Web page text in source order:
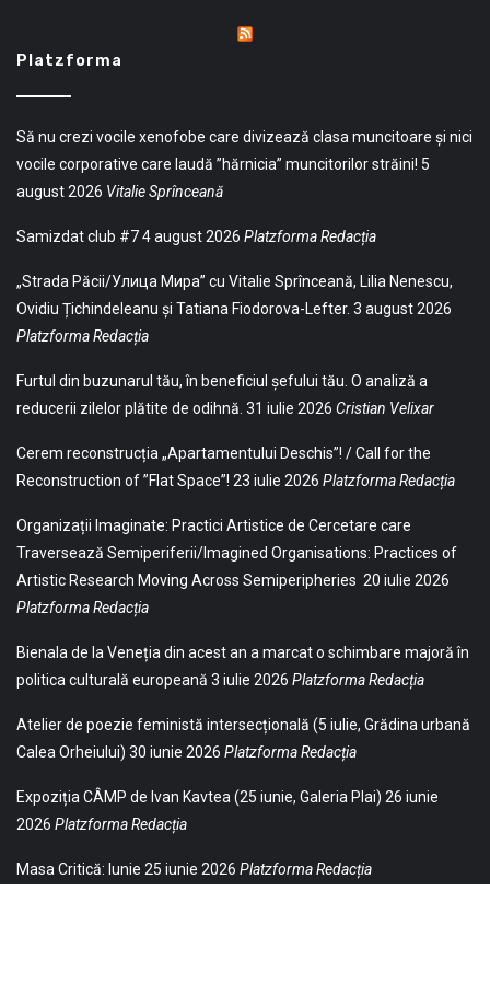
Platzforma
Să nu crezi vocile xenofobe care divizează clasa muncitoare și nici
vocile corporative care laudă ”hărnicia” muncitorilor străini! 5
august 2026 Vitalie Sprînceană
Samizdat club #74 august 2026 Platzforma Redacția
„Strada Păcii/Улица Мира” cu Vitalie Sprînceană, Lilia Nenescu,
Ovidiu Țichindeleanu și Tatiana Fiodorova-Lefter. 3 august 2026
Platzforma Redacția
Furtul din buzunarul tău, în beneficiul șefului tău. O analiză a
reducerii zilelor plătite de odihnă. 31 iulie 2026 Cristian Velixar
Cerem reconstrucția „Apartamentului Deschis”! / Call for the
Reconstruction of ”Flat Space”! 23 iulie 2026 Platzforma Redacția
Organizații Imaginate: Practici Artistice de Cercetare care
Traversează Semiperiferii/Imagined Organisations: Practices of
Artistic Research Moving Across Semiperipheries 20 iulie 2026
Platzforma Redacția
Bienala de la Veneția din acest an a marcat o schimbare majoră în
politica culturală europeană 3 iulie 2026 Platzforma Redacția
Atelier de poezie feministă intersecțională (5 iulie, Grădina urbană
Calea Orheiului) 30 iunie 2026 Platzforma Redacția
Expoziția CÂMP de Ivan Kavtea (25 iunie, Galeria Plai) 26 iunie
2026 Platzforma Redacția
Masa Critică: Iunie 25 iunie 2026 Platzforma Redacția